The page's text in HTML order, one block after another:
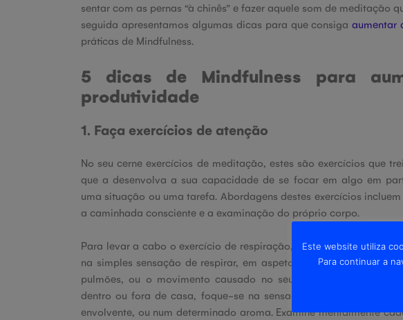
sentar com as pernas “à chinês” e fazer aquele som de meditação
seguida apresentamos algumas dicas para que consigaaumentar
práticas de Mindfulness.
5 dicas de Mindfulness para
produtividade
1. Faça exercícios de atenção
No seu cerne exercícios de meditação, estes são exercícios que
que a desenvolva a sua capacidade de se focar em algo em
uma situação ou uma tarefa. Abordagens destes exercícios
a caminhada consciente e a examinação do próprio corpo.
Para levar a cabo o exercício de respiração, sente-se numa
na simples sensação de respirar, em aspetos concretos como a
pulmões, ou o movimento causado no seu abdómen. Já em
dentro ou fora de casa, foque-se na sensação da sua pele a
envolvente, ou num determinado aroma. Examine mentalmente
Este website utiliza
Para continuar a